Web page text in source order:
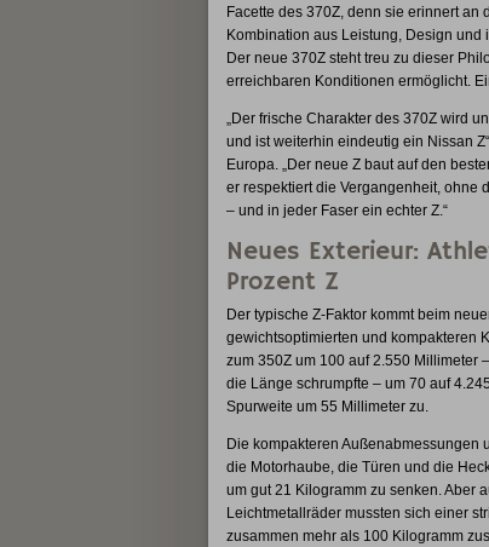
Facette des 370Z, denn sie erinnert
Kombination aus Leistung, Design
Der neue 370Z steht treu zu dieser
erreichbaren Konditionen ermöglicht.
„Der frische Charakter des 370Z wird
und ist weiterhin eindeutig ein Nissan
Europa. „Der neue Z baut auf den
er respektiert die Vergangenheit, ohne
– und in jeder Faser ein echter Z.“
Neues Exterieur:
Prozent Z
Der typische Z-Faktor kommt beim
gewichtsoptimierten und kompakteren
zum 350Z um 100 auf 2.550 Millimeter
die Länge schrumpfte – um 70 auf
Spurweite um 55 Millimeter zu.
Die kompakteren Außenabmessungen
die Motorhaube, die Türen und die
um gut 21 Kilogramm zu senken. Aber
Leichtmetallräder mussten sich einer
zusammen mehr als 100 Kilogramm